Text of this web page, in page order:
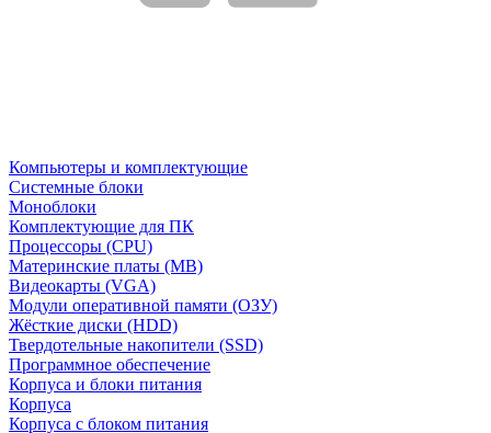
Компьютеры и комплектующие
Системные блоки
Моноблоки
Комплектующие для ПК
Процессоры (CPU)
Материнские платы (MB)
Видеокарты (VGA)
Модули оперативной памяти (ОЗУ)
Жёсткие диски (HDD)
Твердотельные накопители (SSD)
Программное обеспечение
Корпуса и блоки питания
Корпуса
Корпуса с блоком питания